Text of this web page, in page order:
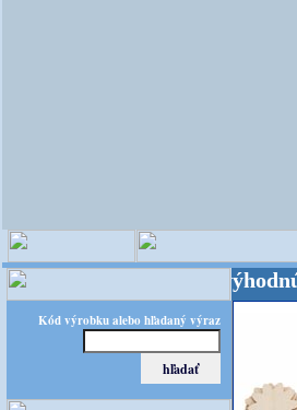
Kód výrobku alebo hľadaný výraz
- Kvalita za výhodnú cenu!